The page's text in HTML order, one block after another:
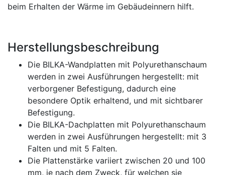
beim Erhalten der Wärme im Gebäudeinnern hilft.
Herstellungsbeschreibung
Die BILKA-Wandplatten mit Polyurethanschaum
werden in zwei Ausführungen hergestellt: mit
verborgener Befestigung, dadurch eine
besondere Optik erhaltend, und mit sichtbarer
Befestigung.
Die BILKA-Dachplatten mit Polyurethanschaum
werden in zwei Ausführungen hergestellt: mit 3
Falten und mit 5 Falten.
Die Plattenstärke variiert zwischen 20 und 100
mm, je nach dem Zweck, für welchen sie